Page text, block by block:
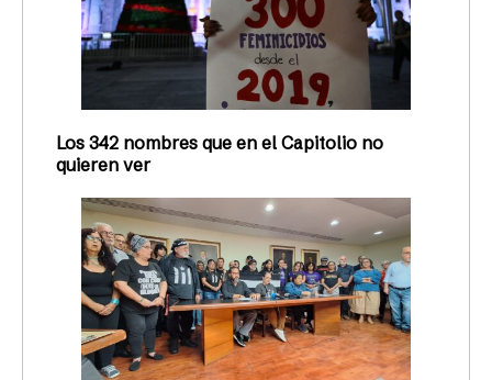
Los 342 nombres que en el Capitolio no
quieren ver